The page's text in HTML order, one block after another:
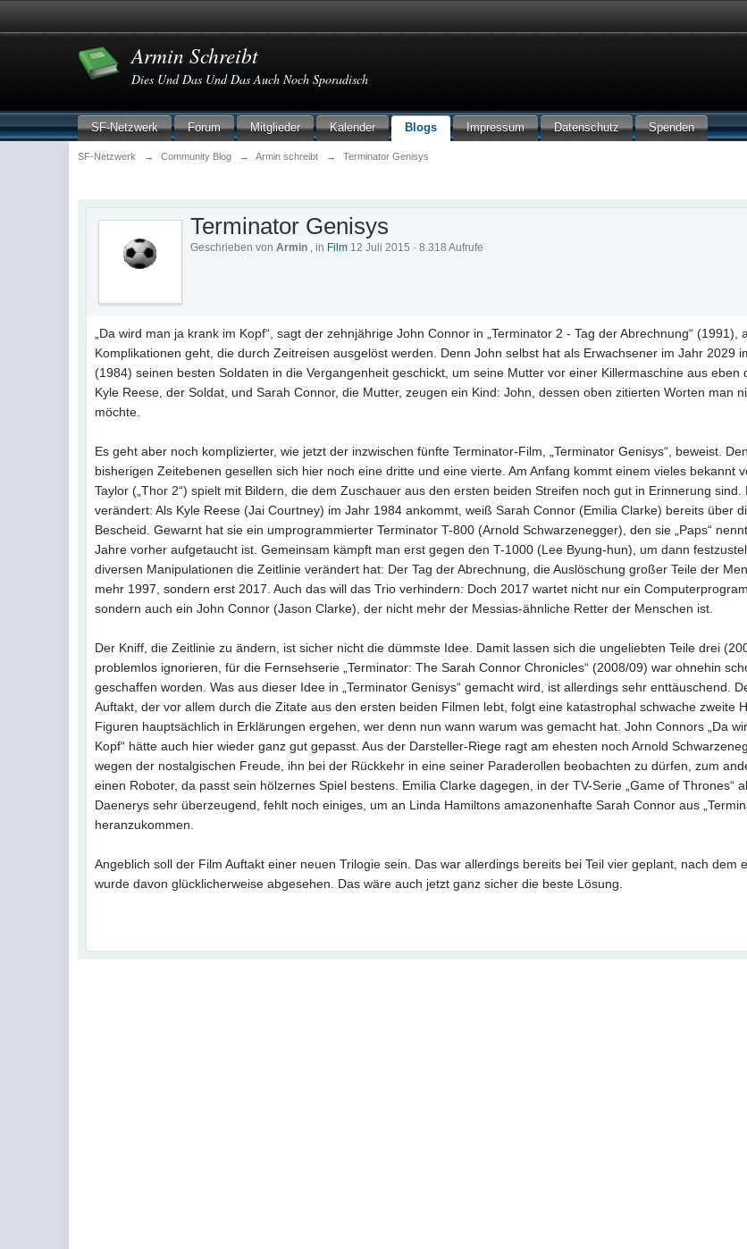
Armin Schreibt
Dies Und Das Und Das Auch Noch Sporadisch
SF-Netzwerk Forum Mitglieder Kalender Blogs Impressum Datenschutz Spenden
SF-Netzwerk → Community Blog → Armin schreibt → Terminator Genisys
Terminator Genisys
Geschrieben vonArmin , in Film 12 Juli 2015 · 8.318 Aufrufe
„Da wird man ja krank im Kopf“, sagt der zehnjährige John Connor in „Terminator 2 - Tag der Abrechnung“ (1991),
Komplikationen geht, die durch Zeitreisen ausgelöst werden. Denn John selbst hat als Erwachsener im Jahr 2029
(1984) seinen besten Soldaten in die Vergangenheit geschickt, um seine Mutter vor einer Killermaschine aus eben
Kyle Reese, der Soldat, und Sarah Connor, die Mutter, zeugen ein Kind: John, dessen oben zitierten Worten man
möchte.
Es geht aber noch komplizierter, wie jetzt der inzwischen fünfte Terminator-Film, „Terminator Genisys“, beweist.
bisherigen Zeitebenen gesellen sich hier noch eine dritte und eine vierte. Am Anfang kommt einem vieles bekannt
Taylor („Thor 2“) spielt mit Bildern, die dem Zuschauer aus den ersten beiden Streifen noch gut in Erinnerung sind.
verändert: Als Kyle Reese (Jai Courtney) im Jahr 1984 ankommt, weiß Sarah Connor (Emilia Clarke) bereits über
Bescheid. Gewarnt hat sie ein umprogrammierter Terminator T-800 (Arnold Schwarzenegger), den sie „Paps“
Jahre vorher aufgetaucht ist. Gemeinsam kämpft man erst gegen den T-1000 (Lee Byung-hun), um dann
diversen Manipulationen die Zeitlinie verändert hat: Der Tag der Abrechnung, die Auslöschung großer Teile der
mehr 1997, sondern erst 2017. Auch das will das Trio verhindern: Doch 2017 wartet nicht nur ein
sondern auch ein John Connor (Jason Clarke), der nicht mehr der Messias-ähnliche Retter der Menschen ist.
Der Kniff, die Zeitlinie zu ändern, ist sicher nicht die dümmste Idee. Damit lassen sich die ungeliebten Teile drei
problemlos ignorieren, für die Fernsehserie „Terminator: The Sarah Connor Chronicles“ (2008/09) war ohnehin
geschaffen worden. Was aus dieser Idee in „Terminator Genisys“ gemacht wird, ist allerdings sehr enttäuschend.
Auftakt, der vor allem durch die Zitate aus den ersten beiden Filmen lebt, folgt eine katastrophal schwache zweite
Figuren hauptsächlich in Erklärungen ergehen, wer denn nun wann warum was gemacht hat. John Connors „Da
Kopf“ hätte auch hier wieder ganz gut gepasst. Aus der Darsteller-Riege ragt am ehesten noch Arnold
wegen der nostalgischen Freude, ihn bei der Rückkehr in eine seiner Paraderollen beobachten zu dürfen, zum
einen Roboter, da passt sein hölzernes Spiel bestens. Emilia Clarke dagegen, in der TV-Serie „Game of Thrones“
Daenerys sehr überzeugend, fehlt noch einiges, um an Linda Hamiltons amazonenhafte Sarah Connor aus
heranzukommen.
Angeblich soll der Film Auftakt einer neuen Trilogie sein. Das war allerdings bereits bei Teil vier geplant, nach dem
wurde davon glücklicherweise abgesehen. Das wäre auch jetzt ganz sicher die beste Lösung.